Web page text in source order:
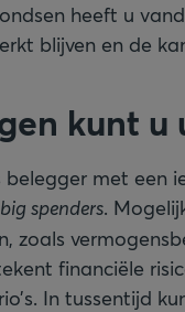
heeft u
blijven en de
kunt u
belegger met een
big spenders.
zoals
financiële
In tussentijd